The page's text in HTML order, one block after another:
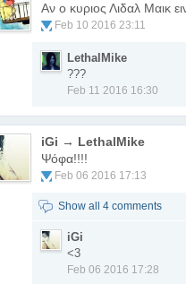
Αν ο κυριος Λιδαλ Μαικ
Feb 10 2016 23:11
LethalMike
???
Feb 11 2016 16:30
iGi → LethalMike
Ψόφα!!!!
Feb 06 2016 17:13
Show all 4 comments
iGi
<3
Feb 06 2016 17:28